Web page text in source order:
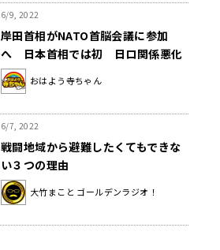
6/9, 2022
岸田首相がNATO首脳会議に参加
へ 日本首相では初 日ロ関係悪化
の懸念も
おはよう寺ちゃん
6/7, 2022
戦闘地域から避難したくてもできな
い３つの理由
大竹まこと ゴールデンラジオ！